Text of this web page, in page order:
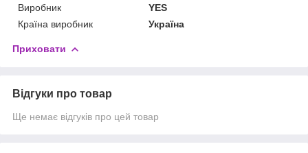
Виробник
YES
Країна виробник
Україна
Приховати
Відгуки про товар
Ще немає відгуків про цей товар